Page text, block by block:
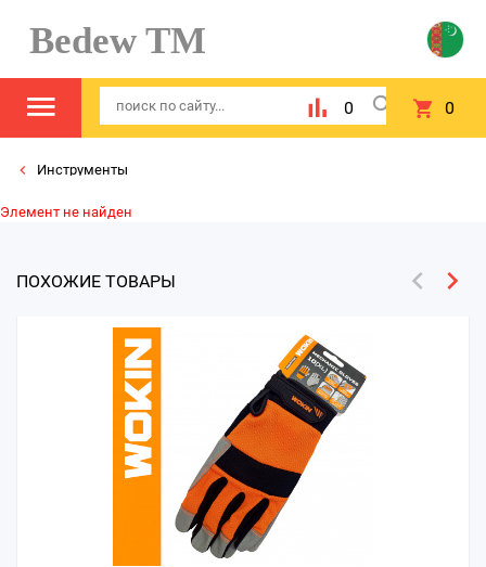
Bedew TM
0 0
Инструменты
Элемент не найден
ПОХОЖИЕ ТОВАРЫ